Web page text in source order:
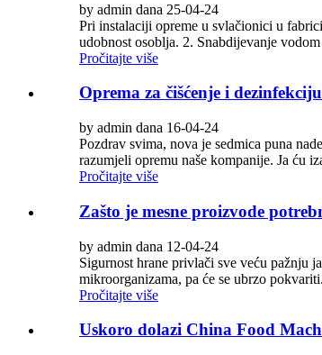
by admin dana 25-04-24
Pri instalaciji opreme u svlačionici u
udobnost osoblja. 2. Snabdijevanje
Pročitajte više
Oprema za čišćenje i
by admin dana 16-04-24
Pozdrav svima, nova je sedmica puna
razumjeli opremu naše kompanije. Ja ću
Pročitajte više
Zašto je mesne proizvode
by admin dana 12-04-24
Sigurnost hrane privlači sve veću pažnju
mikroorganizama, pa će se ubrzo
Pročitajte više
Uskoro dolazi China Food